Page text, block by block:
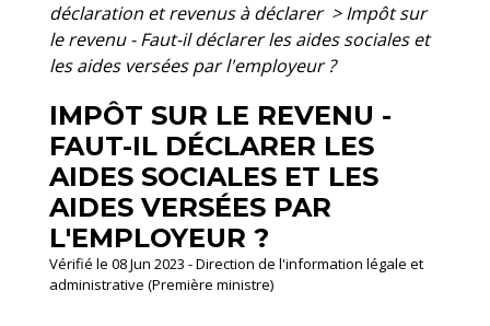
déclaration et revenus à déclarer > Impôt sur
le revenu - Faut-il déclarer les aides sociales et
les aides versées par l'employeur ?
IMPÔT SUR LE REVENU -
FAUT-IL DÉCLARER LES
AIDES SOCIALES ET LES
AIDES VERSÉES PAR
L'EMPLOYEUR ?
Vérifié le 08 Jun 2023 - Direction de l'information légale et
administrative (Première ministre)